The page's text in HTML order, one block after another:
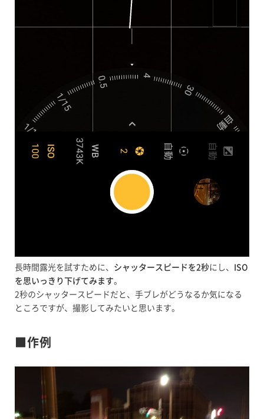
長時間露光を試すために、 シャッタースピードを2秒にし、
ISO
を思いっきり下げてみます。
2秒のシャッタースピードだと、手ブレがどうなるか気になる
ところですが、撮影してみたいと思います。
■作例